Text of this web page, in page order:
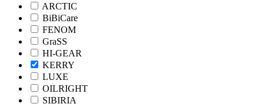
ARCTIC
BiBiCare
FENOM
GraSS
HI-GEAR
KERRY
LUXE
OILRIGHT
SIBIRIA